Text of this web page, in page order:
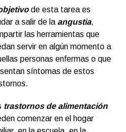
de esta tarea es
a salir de la angustia,
las herramientas que
servir en algún momento a
personas enfermas o que
síntomas de estos
trastornos de alimentación
comenzar en el hogar